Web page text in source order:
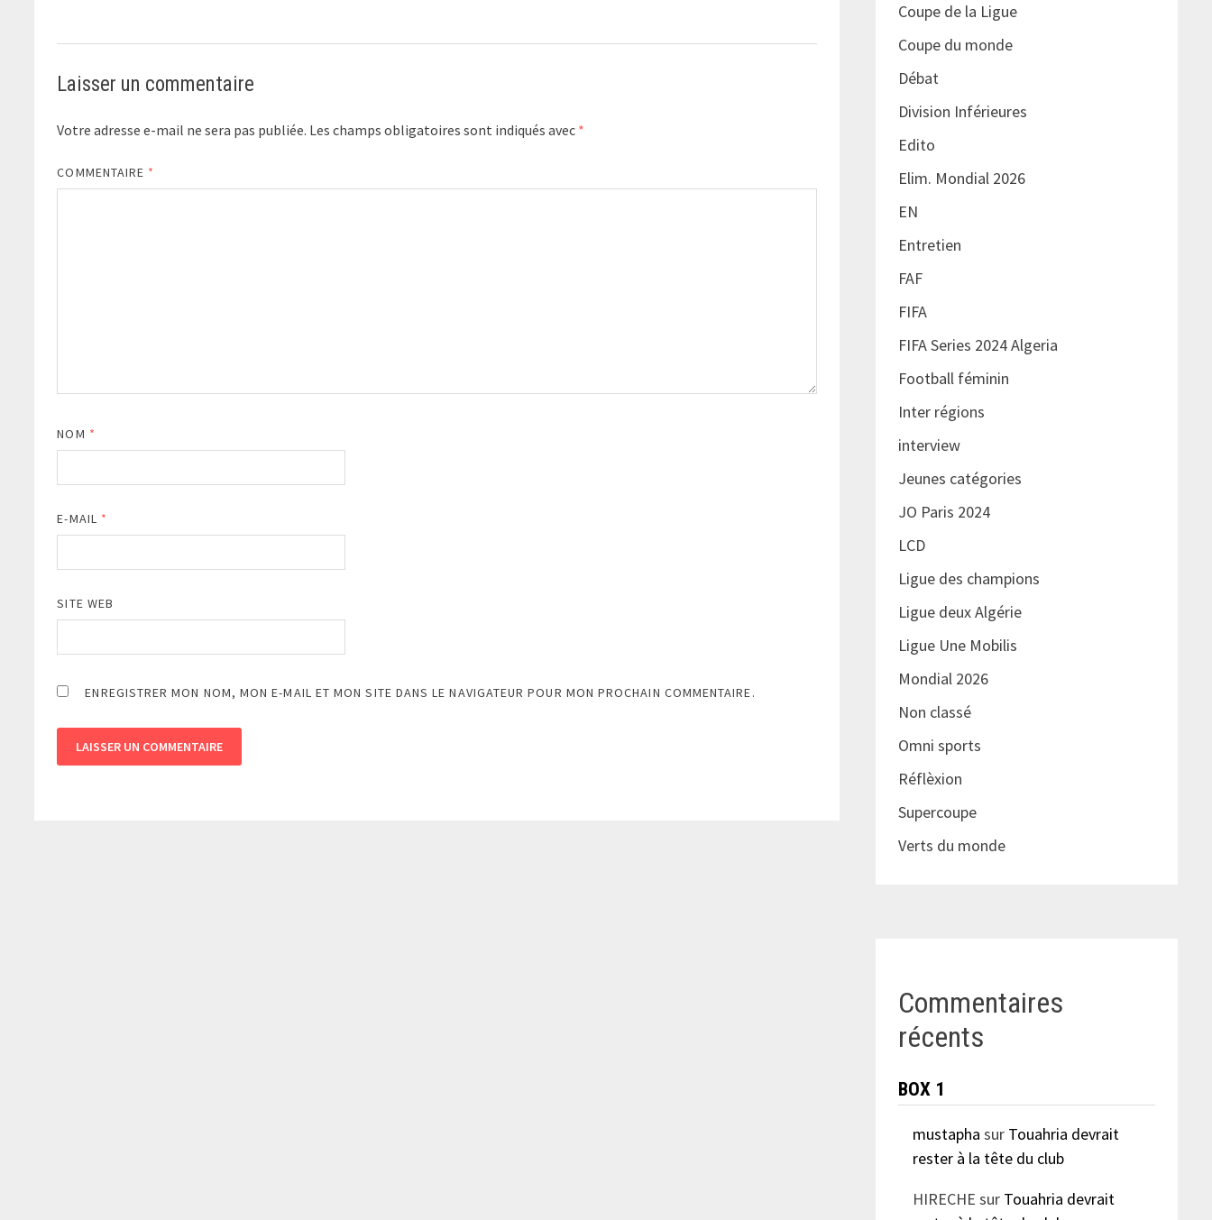
Laisser un commentaire
Votre adresse e-mail ne sera pas publiée. Les champs obligatoires sont indiqués avec *
COMMENTAIRE *
NOM *
E-MAIL *
SITE WEB
ENREGISTRER MON NOM, MON E-MAIL ET MON SITE DANS LE NAVIGATEUR POUR MON PROCHAIN COMMENTAIRE.
Coupe de la Ligue
Coupe du monde
Débat
Division Inférieures
Edito
Elim. Mondial 2026
EN
Entretien
FAF
FIFA
FIFA Series 2024 Algeria
Football féminin
Inter régions
interview
Jeunes catégories
JO Paris 2024
LCD
Ligue des champions
Ligue deux Algérie
Ligue Une Mobilis
Mondial 2026
Non classé
Omni sports
Réflèxion
Supercoupe
Verts du monde
Commentaires
récents
BOX 1
mustapha sur Touahria devrait
rester à la tête du club
HIRECHE sur Touahria devrait